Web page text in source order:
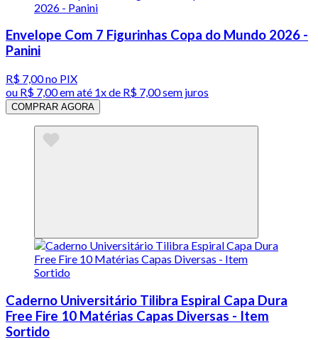
Envelope Com 7 Figurinhas Copa do Mundo 2026 -
Panini
R$ 7,00no PIX
ou R$ 7,00em até 1x de R$ 7,00sem juros
COMPRAR AGORA
Caderno Universitário Tilibra Espiral Capa Dura
Free Fire 10 Matérias Capas Diversas - Item
Sortido